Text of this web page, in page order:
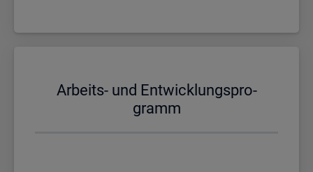
Ar­beits- und Ent­wick­lungs­pro­
gramm